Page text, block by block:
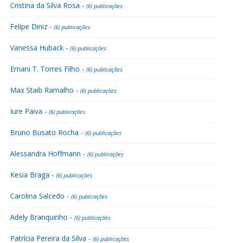
Cristina da Silva Rosa - (6) publicações
Felipe Diniz - (6) publicações
Vanessa Huback - (6) publicações
Ernani T. Torres Filho - (6) publicações
Max Staib Ramalho - (6) publicações
Iure Paiva - (6) publicações
Bruno Busato Rocha - (6) publicações
Alessandra Hoffmann - (6) publicações
Kesia Braga - (6) publicações
Carolina Salcedo - (6) publicações
Adely Branquinho - (6) publicações
Patrícia Pereira da Silva - (6) publicações